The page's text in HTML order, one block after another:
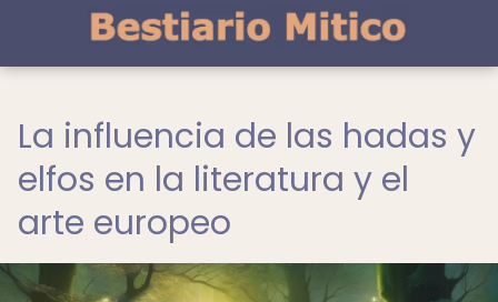
La influencia de las hadas y
elfos en la literatura y el
arte europeo